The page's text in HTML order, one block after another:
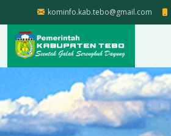
kominfo.kab.tebo@gmail.com